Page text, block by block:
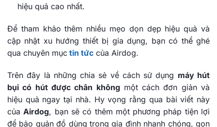
hiệu quả cao nhất.
Để tham khảo thêm nhiều mẹo dọn dẹp hiệu quả và
cập nhật xu hướng thiết bị gia dụng, bạn có thể ghé
qua chuyên mục tin tức của Airdog.
Trên đây là những chia sẻ về cách sử dụng máy hút
bụi có hút được chân khôngmột cách đơn giản và
hiệu quả ngay tại nhà. Hy vọng rằng qua bài viết này
củaAirdog, bạn sẽ có thêm một phương pháp tiện lợi
để bảo quản đồ dùng trong gia đình nhanh chóng, gọn